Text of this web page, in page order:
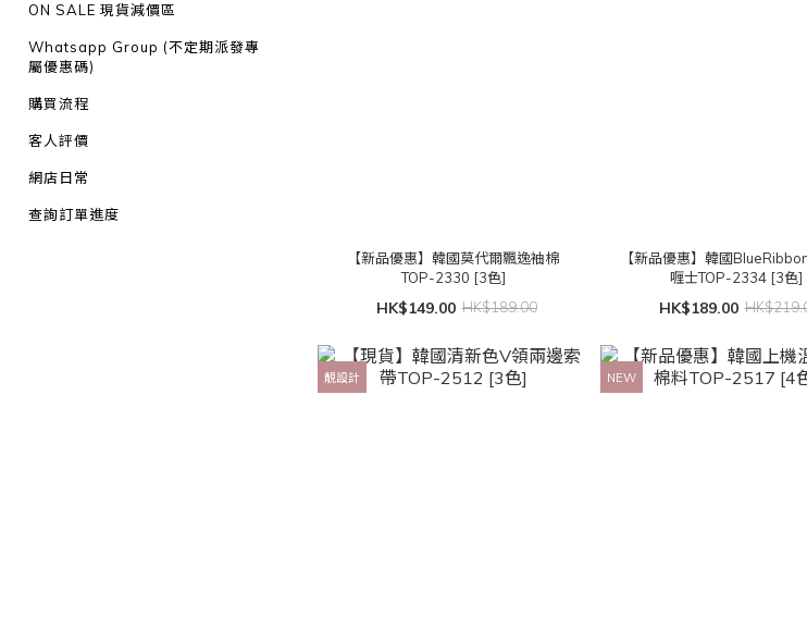
ON SALE 現貨減價區
Whatsapp Group (不定期派發專
屬優惠碼)
購買流程
客人評價
網店日常
查詢訂單進度
【新品優惠】韓國莫代爾飄逸袖棉
TOP-2330 [3色]
HK$149.00 HK$189.00
【新品優惠】韓國
喱士TOP-2334 [3色]
HK$189.00
靚設計 NEW